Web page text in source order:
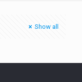
Show all